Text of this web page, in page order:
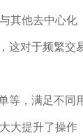
其他去中心化
这对于频繁交
等，满足不同
大提升了操作